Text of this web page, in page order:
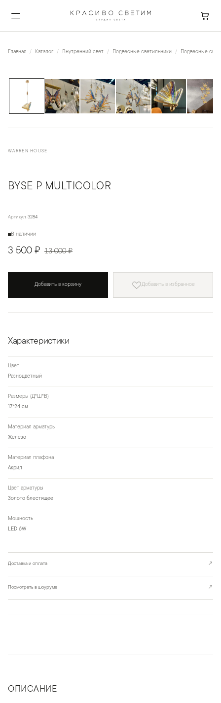
Главная Каталог Внутренний свет Подвесные светильники Подвесные
WARREN HOUSE
BYSE P MULTICOLOR
Артикул: 3284
В наличии
3 500 ₽ 13 000 ₽
Добавить в корзину Добавить в избранное
Характеристики
Цвет
Разноцветный
Размеры (Д*Ш*В)
17*24 см
Материал арматуры
Железо
Материал плафона
Акрил
Цвет арматуры
Золото блестящее
Мощность
LED 6W
Доставка и оплата ↗
Посмотреть в шоуруме ↗
ОПИСАНИЕ